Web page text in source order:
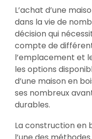
L’achat d’une
dans la vie de
décision qui
compte de
l’emplacement et
les options
d’une maison en
ses nombreux
durables.
La construction en